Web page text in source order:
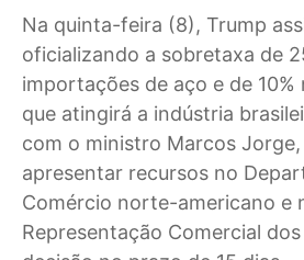
Na quinta-feira (8), Trump
oficializando a sobretaxa de
importações de aço e de 10%
que atingirá a indústria
com o ministro Marcos
apresentar recursos no
Comércio norte-americano e
Representação Comercial